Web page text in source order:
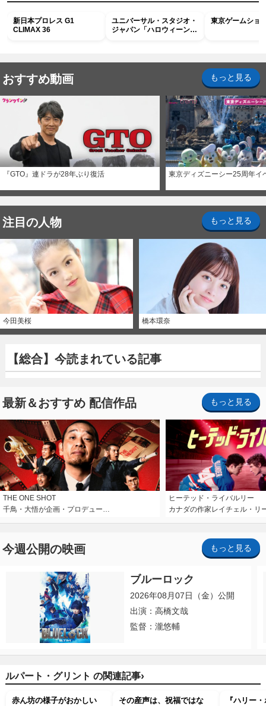
新日本プロレス G1
CLIMAX 36
ユニバーサル・スタジオ・
ジャパン「ハロウィーン・
東京ゲームショ
おすすめ動画 もっと見る
『GTO』連ドラが28年ぶり復活 東京ディズニーシー25周年イ
注目の人物 もっと見る
今田美桜 橋本環奈
【総合】今読まれている記事
最新＆おすすめ 配信作品 もっと見る
THE ONE SHOT
千鳥・大悟が企画・プロデュー…
ヒーテッド・ライバルリー
カナダの作家レイチェル・リ
今週公開の映画 もっと見る
ブルーロック
2026年08月07日（金）公開
出演：高橋文哉
監督：瀧悠輔
ルパート・グリント の関連記事›
赤ん坊の様子がおかしい
その産声は、祝福ではな
『ハリー